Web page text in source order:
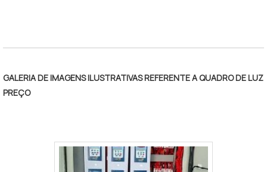
aplicação das melhores práticas no mercado,
garantem a melhor experiência para os clientes com
qualidade.
GALERIA DE IMAGENS ILUSTRATIVAS REFERENTE A QUADRO DE LUZ
PREÇO